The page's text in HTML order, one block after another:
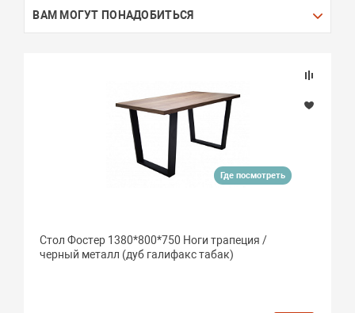
ВАМ МОГУТ ПОНАДОБИТЬСЯ
Где посмотреть
Стол Фостер 1380*800*750 Ноги трапеция /
черный металл (дуб галифакс табак)